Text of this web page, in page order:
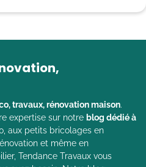
travaux, rénovation maison.
expertise sur notre blog dédié à
aux petits bricolages en
et même en
Tendance Travaux vous